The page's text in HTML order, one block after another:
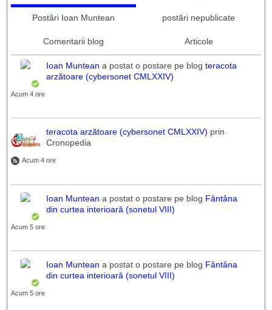
Postări Ioan Muntean postări nepublicate
Comentarii blog Articole
Ioan Muntean a postat o postare pe blog teracota
arzătoare (cybersonet CMLXXIV)
Acum 4 ore
teracota arzătoare (cybersonet CMLXXIV) prin
Cronopedia
Acum 4 ore
Ioan Muntean a postat o postare pe blog Fântâna
din curtea interioară (sonetul VIII)
Acum 5 ore
Ioan Muntean a postat o postare pe blog Fântâna
din curtea interioară (sonetul VIII)
Acum 5 ore